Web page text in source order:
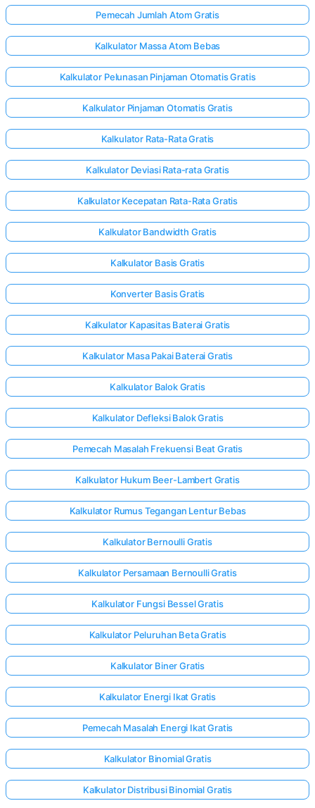
Ada
Ajukan
Anda
Pemecah Jumlah Atom Gratis
Kalkulator Massa Atom Bebas
Kalkulator Pelunasan Pinjaman Otomatis Gratis
Kalkulator Pinjaman Otomatis Gratis
Kalkulator Rata-Rata Gratis
Kalkulator Deviasi Rata-rata Gratis
Kalkulator Kecepatan Rata-Rata Gratis
Kalkulator Bandwidth Gratis
Kalkulator Basis Gratis
Konverter Basis Gratis
Kalkulator Kapasitas Baterai Gratis
Kalkulator Masa Pakai Baterai Gratis
Kalkulator Balok Gratis
Kalkulator Defleksi Balok Gratis
Pemecah Masalah Frekuensi Beat Gratis
Kalkulator Hukum Beer-Lambert Gratis
Kalkulator Rumus Tegangan Lentur Bebas
Kalkulator Bernoulli Gratis
Kalkulator Persamaan Bernoulli Gratis
Kalkulator Fungsi Bessel Gratis
Kalkulator Peluruhan Beta Gratis
Kalkulator Biner Gratis
Kalkulator Energi Ikat Gratis
Pemecah Masalah Energi Ikat Gratis
Kalkulator Binomial Gratis
Kalkulator Distribusi Binomial Gratis